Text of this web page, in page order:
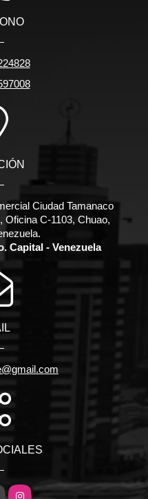
Ciudad Tamanaco
Oficina C-1103, Chuao,
Capital - Venezuela
Instagram